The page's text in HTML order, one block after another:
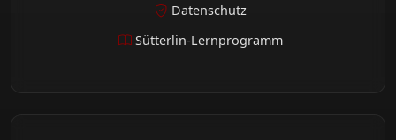
Datenschutz
Sütterlin-Lernprogramm